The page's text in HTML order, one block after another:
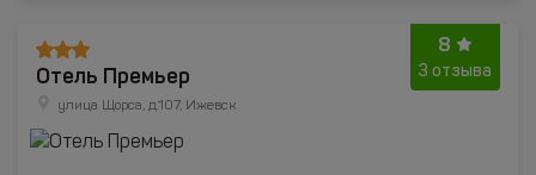
8
3 отзыва
Отель Премьер
улица Щорса, д.107, Ижевск